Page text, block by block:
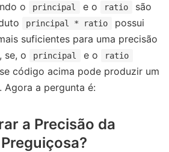
o
principal e o ratio
são
principal * ratio
possui
suficientes para uma precisão
se, o
principal e o ratio
código acima pode produzir um
Agora a pergunta é:
a Precisão da